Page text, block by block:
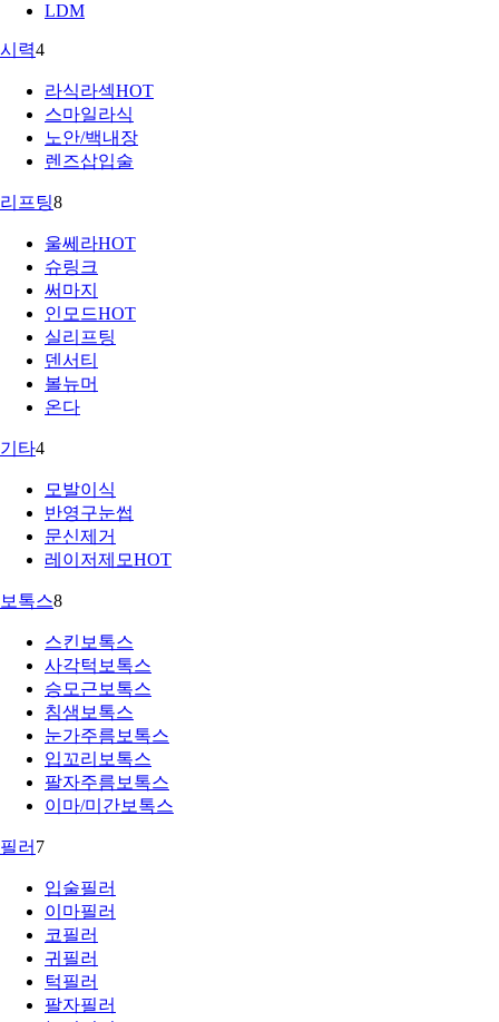
LDM
시력4
라식라섹HOT
스마일라식
노안/백내장
렌즈삽입술
리프팅8
울쎄라HOT
슈링크
써마지
인모드HOT
실리프팅
덴서티
볼뉴머
온다
기타4
모발이식
반영구눈썹
문신제거
레이저제모HOT
보톡스8
스킨보톡스
사각턱보톡스
승모근보톡스
침샘보톡스
눈가주름보톡스
입꼬리보톡스
팔자주름보톡스
이마/미간보톡스
필러 7
입술필러
이마필러
코필러
귀필러
턱필러
팔자필러